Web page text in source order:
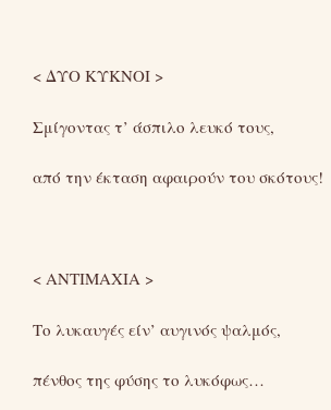
< ΔΥΟ ΚΥΚΝΟΙ >
Σμίγοντας τ’ άσπιλο λευκό τους,
από την έκταση αφαιρούν του σκότους!
< ΑΝΤΙΜΑΧΙΑ >
Το λυκαυγές είν’ αυγινός ψαλμός,
πένθος της φύσης το λυκόφως…